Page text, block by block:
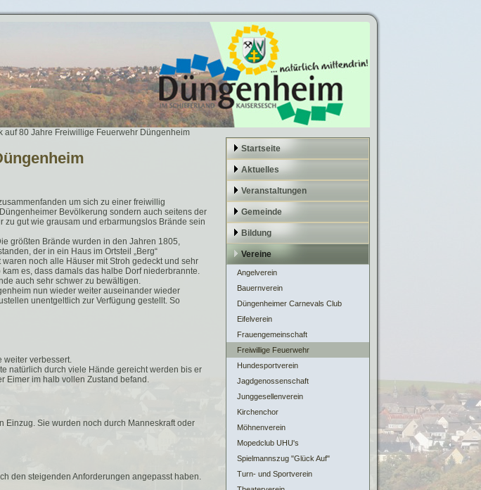
auf 80 Jahre Freiwillige Feuerwehr Düngenheim
um sich zu einer freiwillig
Bevölkerung sondern auch seitens der
gut wie grausam und erbarmungslos Brände sein
größten Brände wurden in den Jahren 1805,
der in ein Haus im Ortsteil „Berg“
noch alle Häuser mit Stroh gedeckt und sehr
es, dass damals das halbe Dorf niederbrannte.
auch sehr schwer zu bewältigen.
nun wieder weiter auseinander wieder
unentgeltlich zur Verfügung gestellt. So
weiter verbessert.
natürlich durch viele Hände gereicht werden bis er
Eimer im halb vollen Zustand befand.
Einzug. Sie wurden noch durch Manneskraft oder
den steigenden Anforderungen angepasst haben.
Startseite
Aktuelles
Veranstaltungen
Gemeinde
Bildung
Vereine
Angelverein
Bauernverein
Düngenheimer Carnevals Club
Eifelverein
Frauengemeinschaft
Freiwillige Feuerwehr
Hundesportverein
Jagdgenossenschaft
Junggesellenverein
Kirchenchor
Möhnenverein
Mopedclub UHU's
Spielmannszug "Glück Auf"
Turn- und Sportverein